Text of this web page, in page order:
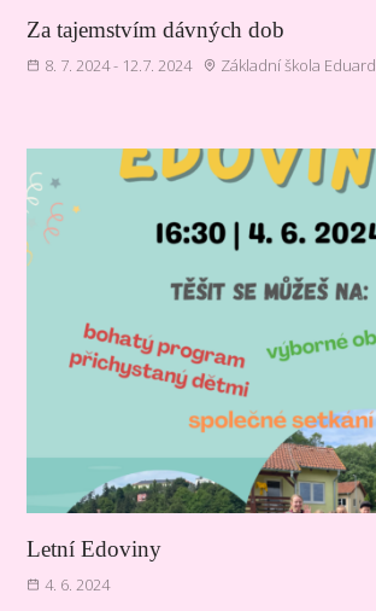
Za tajemstvím dávných dob
8. 7. 2024 - 12.7. 2024 Základní škola Eduard
Letní Edoviny
4. 6. 2024